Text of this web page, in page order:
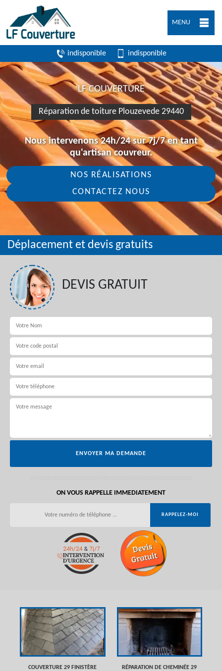
MENU
indisponible indisponible
LF COUVERTURE
Réparation de toiture Plouzevede 29440
Nous intervenons 24h/24 sur 7j/7 en tant
qu'artisan couvreur.
NOS RÉALISATIONS
CONTACTEZ NOUS
Déplacement et devis gratuits
DEVIS GRATUIT
ON VOUS RAPPELLE IMMEDIATEMENT
COUVERTURE 29 FINISTÈRE
RÉPARATION DE CHEMINÉE 29